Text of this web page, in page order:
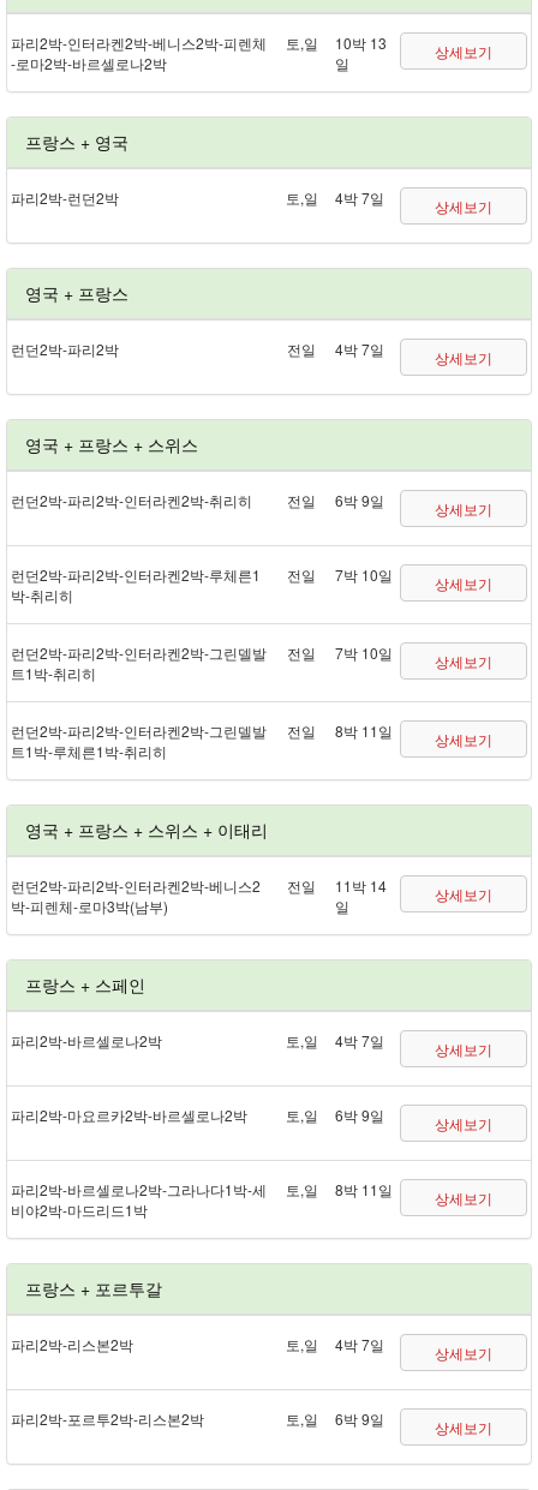
파리 2박 - 인터라켄 2박 - 베니스 2박 - 피렌체
- 로마 2박 - 바르셀로나 2박
토,일
10박 13
일
상세보기
프랑스 + 영국
파리 2박 - 런던 2박 토,일 4박 7일 상세보기
영국 + 프랑스
런던 2박 - 파리 2박 전일 4박 7일 상세보기
영국 + 프랑스 + 스위스
런던 2박 - 파리 2박 - 인터라켄 2박 - 취리히 전일 6박 9일 상세보기
런던 2박 - 파리 2박 - 인터라켄 2박 - 루체른 1
박 - 취리히
전일 7박 10일 상세보기
런던 2박 - 파리 2박 - 인터라켄 2박 - 그린델발
트 1박 - 취리히
전일 7박 10일 상세보기
런던 2박 - 파리 2박 - 인터라켄 2박 - 그린델발
트 1박 - 루체른 1박 - 취리히
전일 8박 11일 상세보기
영국 + 프랑스 + 스위스 + 이태리
런던 2박 - 파리 2박 - 인터라켄 2박 - 베니스 2
박 - 피렌체 - 로마 3박(남부)
전일
11박 14
일
상세보기
프랑스 + 스페인
파리 2박 - 바르셀로나 2박 토,일 4박 7일 상세보기
파리 2박 - 마요르카 2박 - 바르셀로나 2박 토,일 6박 9일 상세보기
파리 2박 - 바르셀로나 2박 - 그라나다 1박 - 세
비야 2박 - 마드리드 1박
토,일 8박 11일 상세보기
프랑스 + 포르투갈
파리 2박 - 리스본 2박 토,일 4박 7일 상세보기
파리 2박 - 포르투 2박 - 리스본 2박 토,일 6박 9일 상세보기